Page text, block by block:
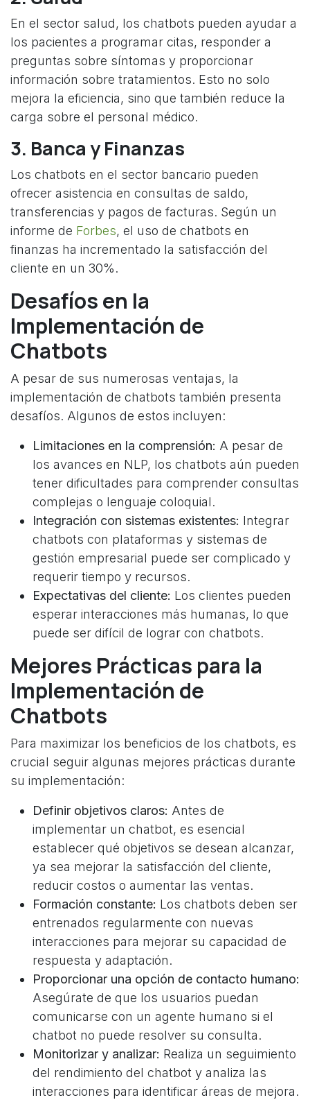
En el sector salud, los chatbots pueden ayudar a
los pacientes a programar citas, responder a
preguntas sobre síntomas y proporcionar
información sobre tratamientos. Esto no solo
mejora la eficiencia, sino que también reduce la
carga sobre el personal médico.
3. Banca y Finanzas
Los chatbots en el sector bancario pueden
ofrecer asistencia en consultas de saldo,
transferencias y pagos de facturas. Según un
informe de Forbes, el uso de chatbots en
finanzas ha incrementado la satisfacción del
cliente en un 30%.
Desafíos en la
Implementación de
Chatbots
A pesar de sus numerosas ventajas, la
implementación de chatbots también presenta
desafíos. Algunos de estos incluyen:
Limitaciones en la comprensión: A pesar de
los avances en NLP, los chatbots aún pueden
tener dificultades para comprender consultas
complejas o lenguaje coloquial.
Integración con sistemas existentes: Integrar
chatbots con plataformas y sistemas de
gestión empresarial puede ser complicado y
requerir tiempo y recursos.
Expectativas del cliente: Los clientes pueden
esperar interacciones más humanas, lo que
puede ser difícil de lograr con chatbots.
Mejores Prácticas para la
Implementación de
Chatbots
Para maximizar los beneficios de los chatbots, es
crucial seguir algunas mejores prácticas durante
su implementación:
Definir objetivos claros: Antes de
implementar un chatbot, es esencial
establecer qué objetivos se desean alcanzar,
ya sea mejorar la satisfacción del cliente,
reducir costos o aumentar las ventas.
Formación constante: Los chatbots deben ser
entrenados regularmente con nuevas
interacciones para mejorar su capacidad de
respuesta y adaptación.
Proporcionar una opción de contacto humano:
Asegúrate de que los usuarios puedan
comunicarse con un agente humano si el
chatbot no puede resolver su consulta.
Monitorizar y analizar: Realiza un seguimiento
del rendimiento del chatbot y analiza las
interacciones para identificar áreas de mejora.